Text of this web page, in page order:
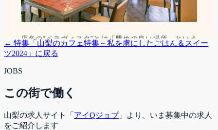
← 特集「 山梨のカフェ特集～私を虜にしたごはん＆スイー
ツ2024 」に戻る
JOBS
この街で働く
山梨の求人サイト「 アイQジョブ 」より、いま募集中の求人
をご紹介します